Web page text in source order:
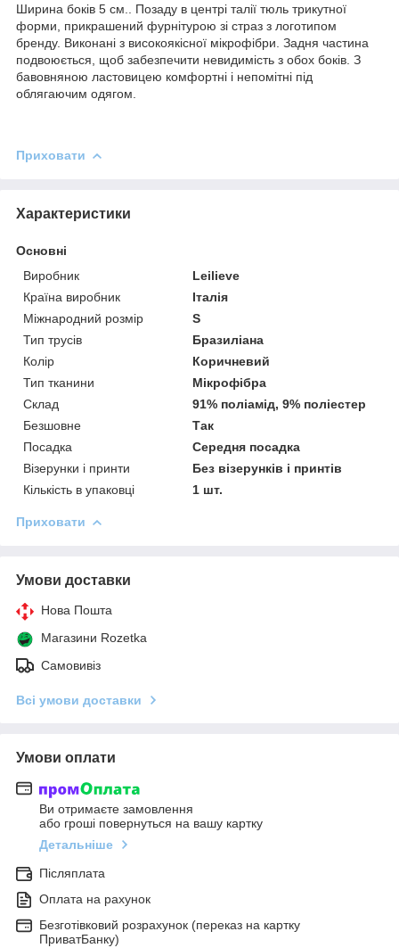
Ширина боків 5 см.. Позаду в центрі талії тюль трикутної
форми, прикрашений фурнітурою зі страз з логотипом
бренду. Виконані з високоякісної мікрофібри. Задня частина
подвоюється, щоб забезпечити невидимість з обох боків. З
бавовняною ластовицею комфортні і непомітні під
облягаючим одягом.
Приховати
Характеристики
Основні
Виробник
Leilieve
Країна виробник
Італія
Міжнародний розмір
S
Тип трусів
Бразиліана
Колір
Коричневий
Тип тканини
Мікрофібра
Склад
91% поліамід, 9% поліестер
Безшовне
Так
Посадка
Середня посадка
Візерунки і принти
Без візерунків і принтів
Кількість в упаковці
1 шт.
Приховати
Умови доставки
Нова Пошта
Магазини Rozetka
Самовивіз
Всі умови доставки
Умови оплати
Ви отримаєте замовлення
або гроші повернуться на вашу картку
Детальніше
Післяплата
Оплата на рахунок
Безготівковий розрахунок (переказ на картку
ПриватБанку)